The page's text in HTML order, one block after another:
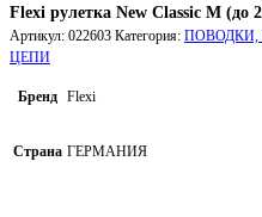
Flexi рулетка New Classic М (до
Артикул: 022603 Категория: ПОВОДКИ,
ЦЕПИ
Бренд Flexi
Страна ГЕРМАНИЯ